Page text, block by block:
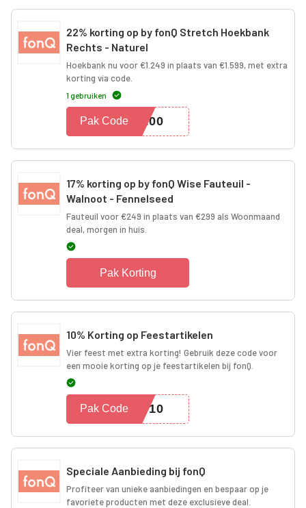
22% korting op by fonQ Stretch Hoekbank
Rechts - Naturel
Hoekbank nu voor €1.249 in plaats van €1.599, met extra
korting via code.
1 gebruiken
K100
Pak Code
17% korting op by fonQ Wise Fauteuil -
Walnoot - Fennelseed
Fauteuil voor €249 in plaats van €299 als Woonmaand
deal, morgen in huis.
Pak Korting
10% Korting op Feestartikelen
Vier feest met extra korting! Gebruik deze code voor
een mooie korting op je feestartikelen bij fonQ.
ST10
Pak Code
Speciale Aanbieding bij fonQ
Profiteer van unieke aanbiedingen en bespaar op je
favoriete producten met deze exclusieve deal.